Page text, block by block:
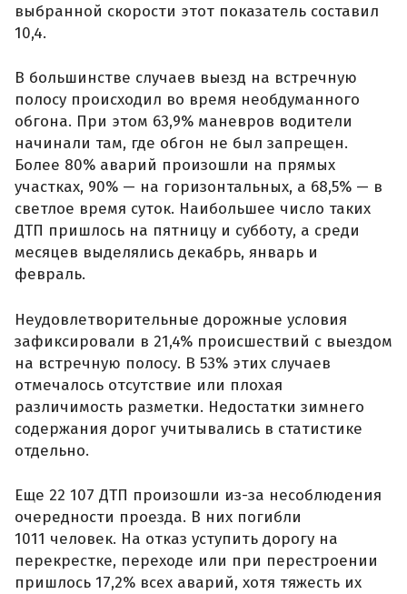
выбранной скорости этот показатель составил
10,4.
В большинстве случаев выезд на встречную
полосу происходил во время необдуманного
обгона. При этом 63,9% маневров водители
начинали там, где обгон не был запрещен.
Более 80% аварий произошли на прямых
участках, 90% — на горизонтальных, а 68,5% — в
светлое время суток. Наибольшее число таких
ДТП пришлось на пятницу и субботу, а среди
месяцев выделялись декабрь, январь и
февраль.
Неудовлетворительные дорожные условия
зафиксировали в 21,4% происшествий с выездом
на встречную полосу. В 53% этих случаев
отмечалось отсутствие или плохая
различимость разметки. Недостатки зимнего
содержания дорог учитывались в статистике
отдельно.
Еще 22 107 ДТП произошли из-за несоблюдения
очередности проезда. В них погибли
1011 человек. На отказ уступить дорогу на
перекрестке, переходе или при перестроении
пришлось 17,2% всех аварий, хотя тяжесть их